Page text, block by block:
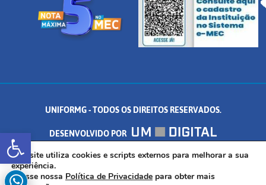
Abrir a barra de ferramentas
UNIFORMG - TODOS OS DIREITOS RESERVADOS.
DESENVOLVIDO POR
AV. DR. ARNALDO DE SENNA, 328 - PALMEIRAS, FORMIGA/MG - CEP:
35.574.530
Este site utiliza cookies e scripts externos para melhorar a sua
experiência.
Acesse nossa Política de Privacidade para obter mais